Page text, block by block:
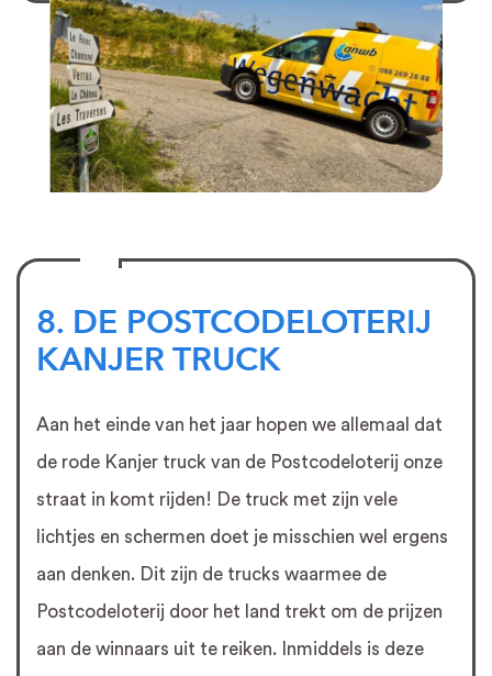
8. DE POSTCODELOTERIJ
KANJER TRUCK
Aan het einde van het jaar hopen we allemaal dat
de rode Kanjer truck van de Postcodeloterij onze
straat in komt rijden! De truck met zijn vele
lichtjes en schermen doet je misschien wel ergens
aan denken. Dit zijn de trucks waarmee de
Postcodeloterij door het land trekt om de prijzen
aan de winnaars uit te reiken. Inmiddels is deze